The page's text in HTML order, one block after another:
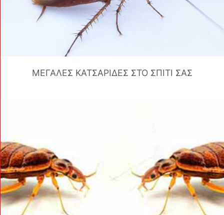
ΜΕΓΑΛΕΣ ΚΑΤΣΑΡΙΔΕΣ ΣΤΟ ΣΠΙΤΙ ΣΑΣ